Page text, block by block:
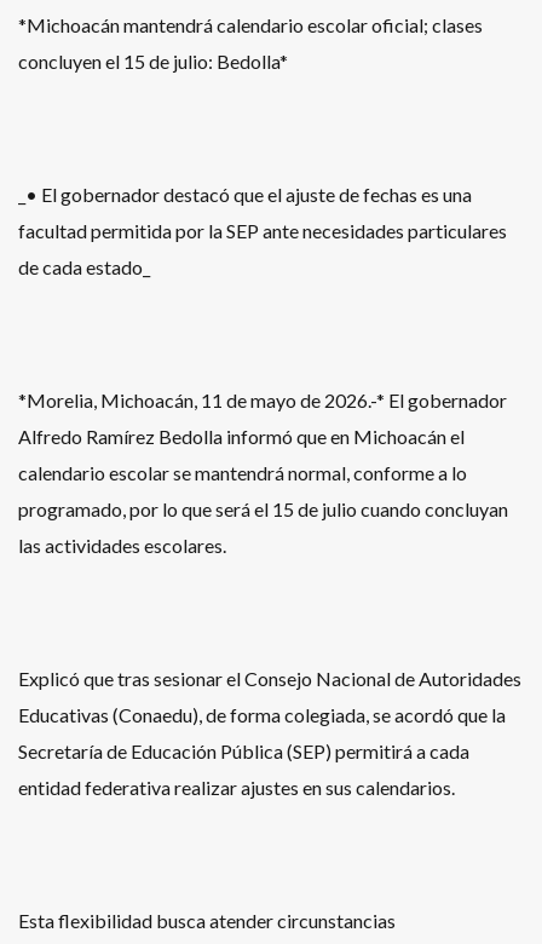
*Michoacán mantendrá calendario escolar oficial; clases
concluyen el 15 de julio: Bedolla*
_• El gobernador destacó que el ajuste de fechas es una
facultad permitida por la SEP ante necesidades particulares
de cada estado_
*Morelia, Michoacán, 11 de mayo de 2026.-* El gobernador
Alfredo Ramírez Bedolla informó que en Michoacán el
calendario escolar se mantendrá normal, conforme a lo
programado, por lo que será el 15 de julio cuando concluyan
las actividades escolares.
Explicó que tras sesionar el Consejo Nacional de Autoridades
Educativas (Conaedu), de forma colegiada, se acordó que la
Secretaría de Educación Pública (SEP) permitirá a cada
entidad federativa realizar ajustes en sus calendarios.
Esta flexibilidad busca atender circunstancias